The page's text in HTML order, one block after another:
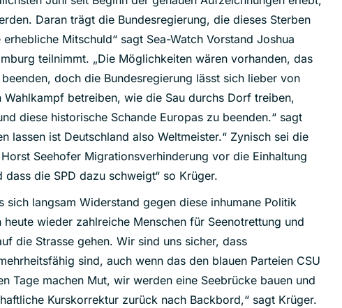
Daran trägt die Bundesregierung, die dieses Sterben
Mitschuld“ sagt Sea-Watch Vorstand Joshua
teilnimmt. „Die Möglichkeiten wären vorhanden, das
doch die Bundesregierung lässt sich lieber von
Wahlkampf betreiben, wie die Sau durchs Dorf treiben,
diese historische Schande Europas zu beenden.“ sagt
lassen ist Deutschland also Weltmeister.“ Zynisch sei die
Seehofer Migrationsverhinderung vor die Einhaltung
die SPD dazu schweigt“ so Krüger.
sich langsam Widerstand gegen diese inhumane Politik
wieder zahlreiche Menschen für Seenotrettung und
die Strasse gehen. Wir sind uns sicher, dass
sind, auch wenn das den blauen Parteien CSU
Tage machen Mut, wir werden eine Seebrücke bauen und
Kurskorrektur zurück nach Backbord,“ sagt Krüger.